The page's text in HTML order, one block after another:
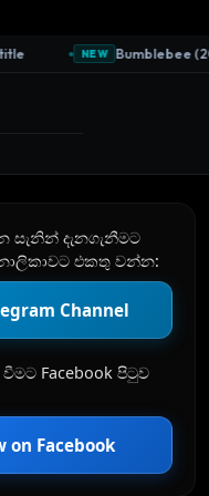
NEW Bumblebee
සැනින් දැනගැනීමට
එකතු වන්න:
Channel
Facebook පිටුව
on Facebook